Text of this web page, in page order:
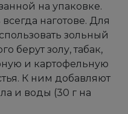
на упаковке.
наготове. Для
зольный
берут золу, табак,
и картофельную
К ним добавляют
и воды (30 г на